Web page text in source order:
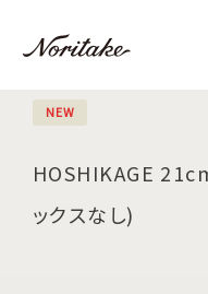
NEW
HOSHIKAGE
ックスなし)